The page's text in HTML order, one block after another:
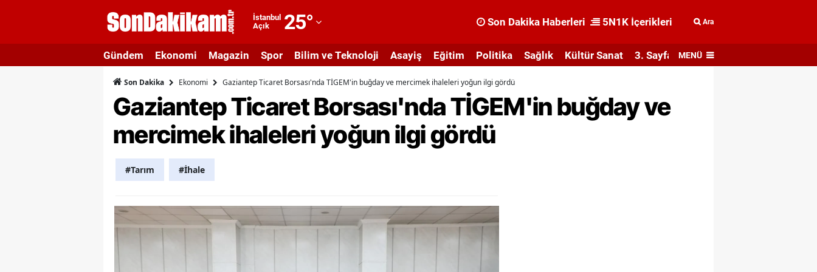
İstanbul
Açık
25°
Adıyaman
Afyonkarahisar
Ağrı
Amasya
Artvin
Son Dakika Haberleri 5N1K İçerikleri Ara
Gündem Ekonomi Magazin Spor Bilim ve Teknoloji Asayiş Eğitim Politika Sağlık Kültür Sanat 3. Sayfa MENÜ
Son Dakika Ekonomi Gaziantep Ticaret Borsası'nda TİGEM'in buğday ve mercimek ihaleleri yoğun ilgi gördü
Gaziantep Ticaret Borsası'nda TİGEM'in buğday ve
mercimek ihaleleri yoğun ilgi gördü
#Tarım #İhale